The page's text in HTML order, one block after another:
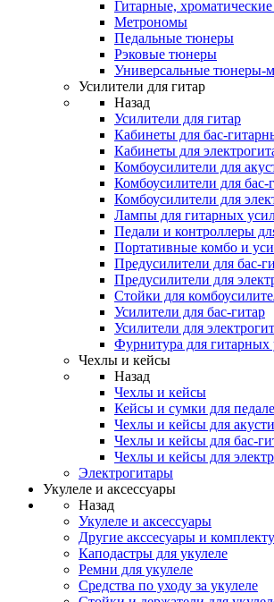
Гитарные,
Метрономы
Педальные тюнеры
Рэковые тюнеры
Универсальные тюнеры-
Усилители для гитар
Назад
Усилители для гитар
Кабинеты для бас-
Кабинеты для
Комбоусилители для
Комбоусилители для бас-
Комбоусилители для
Лампы для гитарных
Педали и контроллеры
Портативные комбо и
Предусилители для бас-
Предусилители для
Стойки для
Усилители для бас-гитар
Усилители для
Фурнитура для гитарных
Чехлы и кейсы
Назад
Чехлы и кейсы
Кейсы и сумки для
Чехлы и кейсы для
Чехлы и кейсы для бас-
Чехлы и кейсы для
Электрогитары
Укулеле и аксессуары
Назад
Укулеле и аксессуары
Другие акссесуары и
Каподастры для укулеле
Ремни для укулеле
Средства по уходу за укулеле